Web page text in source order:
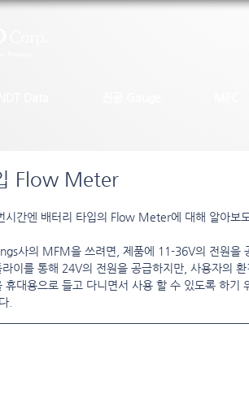
Flow Meter
시간엔 배터리 타입의 Flow Meter에 대해 알아보
사의 MFM을 쓰려면, 제품에 11-36V의 전원을
라이를 통해 24V의 전원을 공급하지만, 사용자의
대용으로 들고 다니면서 사용 할 수 있도록 하기
.